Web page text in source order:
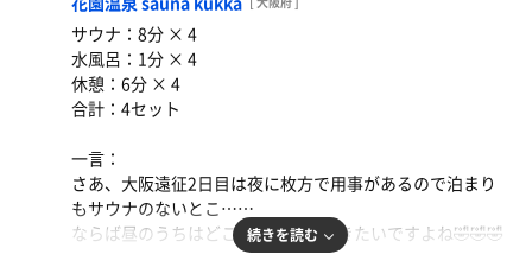
ウォータークーラー
で、調子こいてビール飲んだから酔いを覚ますために水風
呂……も考えたけど一旦カプセル💊に戻って寝よ。心拍数
上がってるしね😴
なんかめっちゃ寝たわぁ🤣🤣🤣とりあえず水風呂に入りた
いから2階へ。
一気に水風呂ダイブ(しとらんけど)🤣🤣🤣
めっちゃスッキリ(*´ч ` *)
浜松だとこれ結構普通の価格かも。
で、まずは身体を洗って高温サウナへ。
なんか無駄に足広げるオッサンがいるのはちょっと目障り
だったけど、気にせんでいれば快適😊
ここでルーチンワークの8分3セッツをいただいて、炭酸湯
♨️へ。
炭酸湯で芯まで攻めたら次はミストサウナを2セット。ん
•́ω•̀)?なんかミストが弱い(´･▽･｀)ﾖﾜｯ…全然熱くない🤣
内。
下道だと大阪市内ぶち抜くことになってどれくらい時間か
かるかわからんので阪神高速で🚗💨＜ｳｯﾋｮｵｵｵｱｱｱ!!!
浜松ナンバーの田舎者なので優しくしてください🤣🤣🤣
年前のお盆休み以来。ここは素性がしれてるからちょっと
安心🤣
ここは大阪府公衆浴場価格の600えーんにサウナ代200え
サウナ：8分 × 4
水風呂：1分 × 4
休憩：6分 × 4
合計：4セット
一言：
さあ、大阪遠征2日目は夜に枚方で用事があるので泊まり
もサウナのないとこ……
ならば昼のうちはどこかで🈂️活しときたいですよね🤣🤣🤣
続きを読む